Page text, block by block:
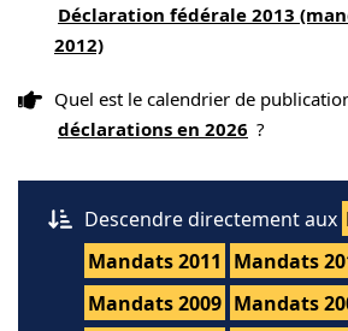
Déclaration fédérale 2013
2012)
Quel est le calendrier de
déclarations en 2026 ?
Descendre directement aux
Mandats 2011 Mandats
Mandats 2009 Mandats